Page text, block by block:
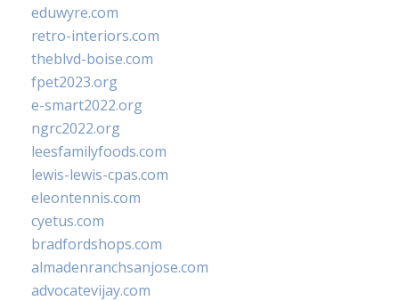
eduwyre.com
retro-interiors.com
theblvd-boise.com
fpet2023.org
e-smart2022.org
ngrc2022.org
leesfamilyfoods.com
lewis-lewis-cpas.com
eleontennis.com
cyetus.com
bradfordshops.com
almadenranchsanjose.com
advocatevijay.com